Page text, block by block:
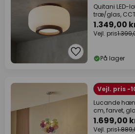
Quitani LED-
træ/glas,
1.349,00
Vejl. pris
På lager
Vejl. pris -
Lucande
cm, farvet,
1.699,00
Vejl. pris